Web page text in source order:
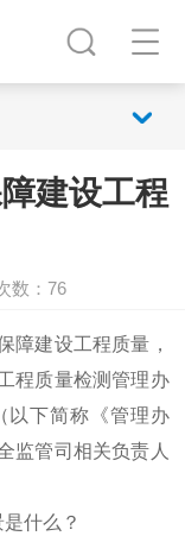
建设工程
数：76
障建设工程质量，
程质量检测管理办
以下简称《管理办
监管司相关负责人
什么？